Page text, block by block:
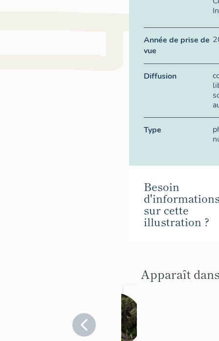
Année de prise de
vue
Diffusion
Type
Besoin
sur cette
illustration ?
Apparaît